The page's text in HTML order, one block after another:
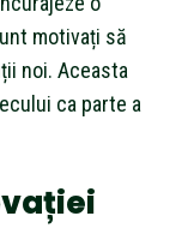
motivați să
noi. Aceasta
ca parte a